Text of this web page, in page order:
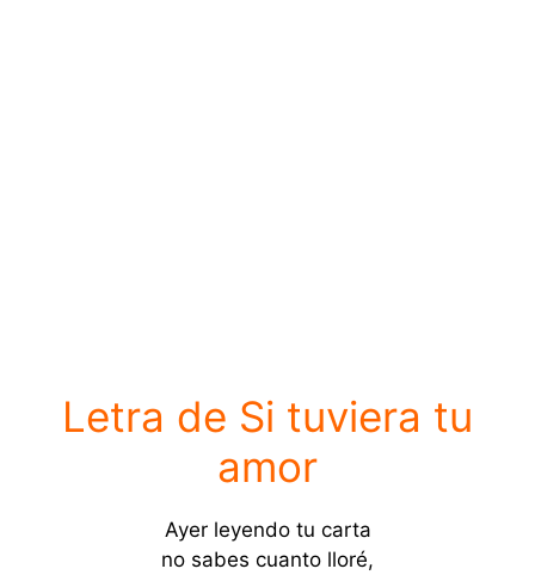
Letra de Si tuviera tu
amor
Ayer leyendo tu carta
no sabes cuanto lloré,